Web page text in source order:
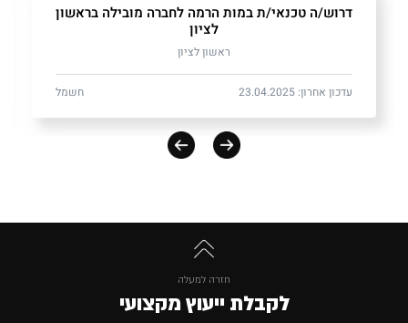
דרוש/ה טכנאי/ת במות הרמה לחברה מובילה בראשון
לציון
ראשון לציון
עדכון אחרון: 23.04.2025 חשמל
חזרה למעלה
לקבלת ייעוץ מקצועי